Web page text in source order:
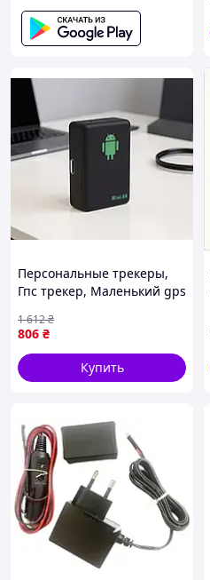
Персональные трекеры,
Гпс трекер, Маленький gps
Водонепроницаемый gps
трекер, Gps трекер для
техники, FRC
806 ₴
1 612₴
Купить